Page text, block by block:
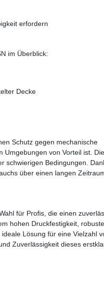
erfordern
im Überblick:
Decke
Schutz gegen mechanische
Umgebungen von Vorteil ist. Die
schwierigen Bedingungen.
über einen langen
für Profis, die einen
hohen Druckfestigkeit,
Lösung für eine Vielzahl
Zuverlässigkeit dieses